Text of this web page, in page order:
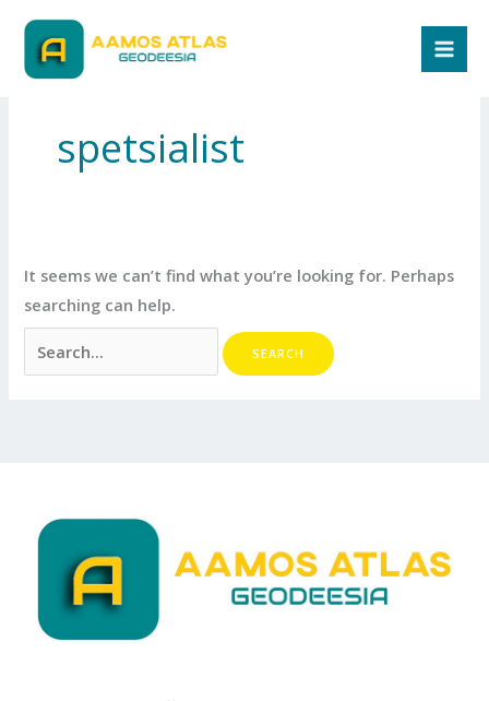
content
spetsialist
It seems we can’t find what you’re looking for. Perhaps
searching can help.
Search
for: